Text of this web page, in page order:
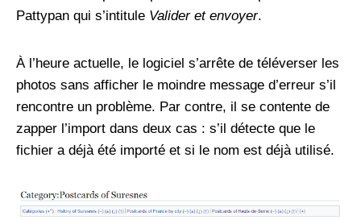
Pattypan qui s’intitule Valider et envoyer.
À l’heure actuelle, le logiciel s’arrête de téléverser les
photos sans afficher le moindre message d’erreur s’il
rencontre un problème. Par contre, il se contente de
zapper l’import dans deux cas : s’il détecte que le
fichier a déjà été importé et si le nom est déjà utilisé.